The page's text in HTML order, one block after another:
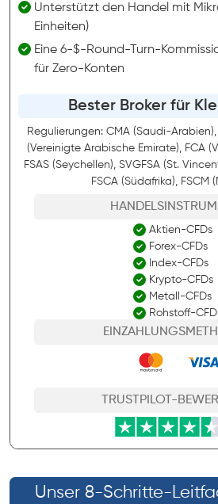
Unterstützt den Handel mit
Einheiten)
Eine 6-$-Round-Turn-
für Zero-Konten
Bester Broker für
Regulierungen: CMA (Saudi-Arabien),
(Vereinigte Arabische Emirate), FCA
FSAS (Seychellen), SVGFSA (St.
FSCA (Südafrika), FSCM
Aktien-CFDs
Forex-CFDs
Index-CFDs
Krypto-CFDs
Metall-CFDs
Rohstoff-
TRUSTPILOT-
Unser 8-Schritte-